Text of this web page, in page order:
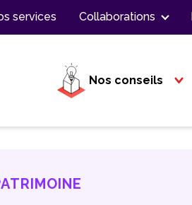
services Collaborations
Nos conseils